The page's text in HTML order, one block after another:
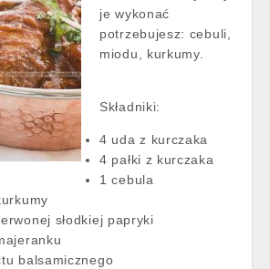
je wykonać
potrzebujesz: cebuli,
miodu, kurkumy.
Składniki:
4 uda z kurczaka
4 pałki z kurczaka
1 cebula
słodkiej papryki
balsamicznego